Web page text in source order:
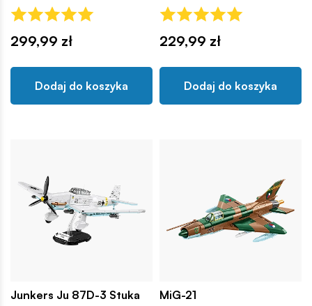
299,99 zł
Dodaj do koszyka
229,99 zł
Dodaj do koszyka
Junkers Ju 87D-3 Stuka MiG-21